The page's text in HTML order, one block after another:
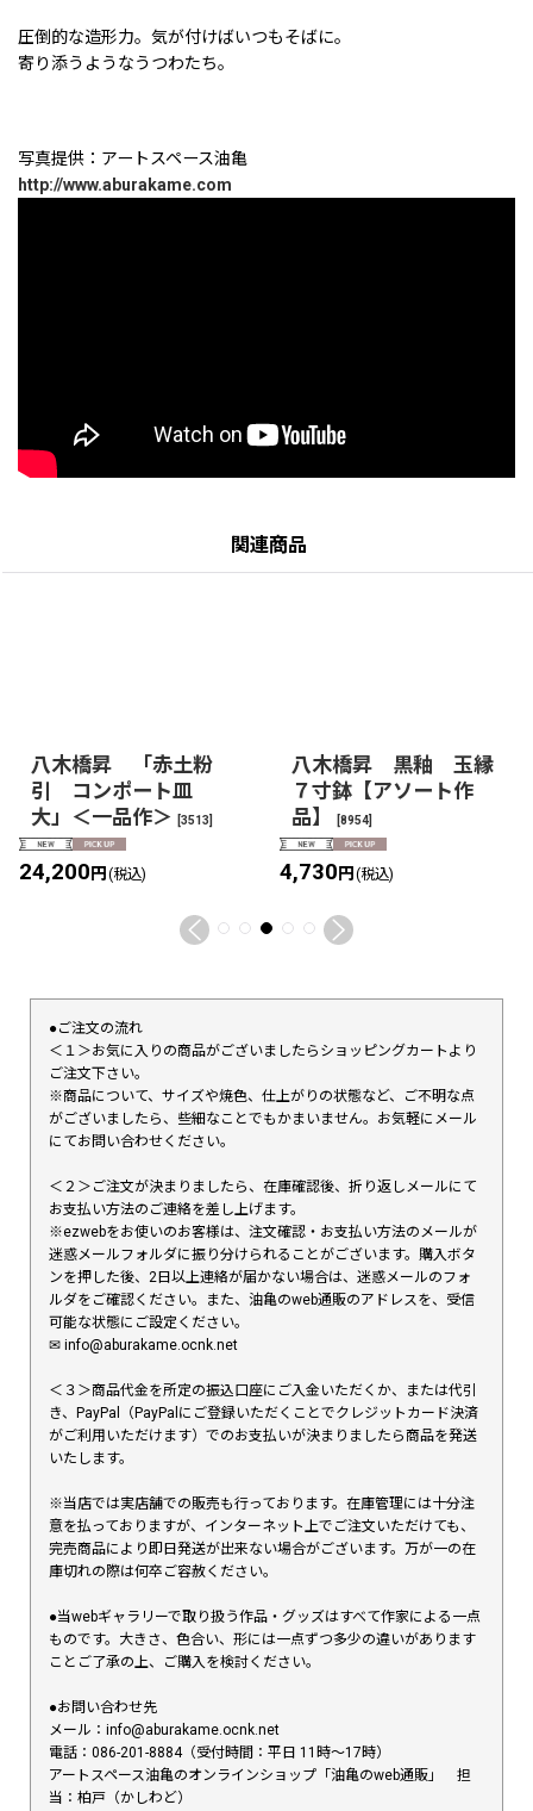
圧倒的な造形力。気が付けばいつもそばに。
寄り添うようなうつわたち。
写真提供：アートスペース油亀
http://www.aburakame.com
関連商品
八木橋昇 「赤土粉
引 コンポート皿
大」＜一品作＞
[3513]
24,200円 (税込)
八木橋昇 黒釉 玉縁
７寸鉢【アソート作
品】
[8954]
4,730円 (税込)
●ご注文の流れ
＜１＞お気に入りの商品がございましたらショッピングカートより
ご注文下さい。
※商品について、サイズや焼色、仕上がりの状態など、ご不明な点
がございましたら、些細なことでもかまいません。お気軽にメール
にてお問い合わせください。
＜２＞ご注文が決まりましたら、在庫確認後、折り返しメールにて
お支払い方法のご連絡を差し上げます。
※ezwebをお使いのお客様は、注文確認・お支払い方法のメールが
迷惑メールフォルダに振り分けられることがございます。購入ボタ
ンを押した後、2日以上連絡が届かない場合は、迷惑メールのフォ
ルダをご確認ください。また、油亀のweb通販のアドレスを、受信
可能な状態にご設定ください。
✉︎ info@aburakame.ocnk.net
＜３＞商品代金を所定の振込口座にご入金いただくか、または代引
き、PayPal（PayPalにご登録いただくことでクレジットカード決済
がご利用いただけます）でのお支払いが決まりましたら商品を発送
いたします。
※当店では実店舗での販売も行っております。在庫管理には十分注
意を払っておりますが、インターネット上でご注文いただけても、
完売商品により即日発送が出来ない場合がございます。万が一の在
庫切れの際は何卒ご容赦ください。
●当webギャラリーで取り扱う作品・グッズはすべて作家による一点
ものです。大きさ、色合い、形には一点ずつ多少の違いがあります
ことご了承の上、ご購入を検討ください。
●お問い合わせ先
メール：info@aburakame.ocnk.net
電話：086-201-8884（受付時間：平日 11時〜17時）
アートスペース油亀のオンラインショップ「油亀のweb通販」 担
当：柏戸（かしわど）